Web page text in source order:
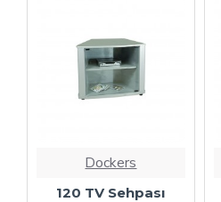
Dockers
120 TV Sehpası